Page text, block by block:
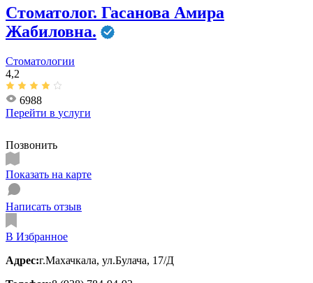
Стоматолог. Гасанова Амира
Жабиловна.
Стоматологии
4,2
6988
Перейти в услуги
Позвонить
Показать на карте
Написать отзыв
В Избранное
Адрес:г.Махачкала, ул.Булача, 17/Д